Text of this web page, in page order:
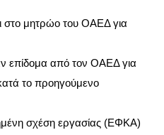
στο μητρώο του ΟΑΕΔ για
επίδομα από τον ΟΑΕΔ για
το προηγούμενο
σχέση εργασίας (ΕΦΚΑ)